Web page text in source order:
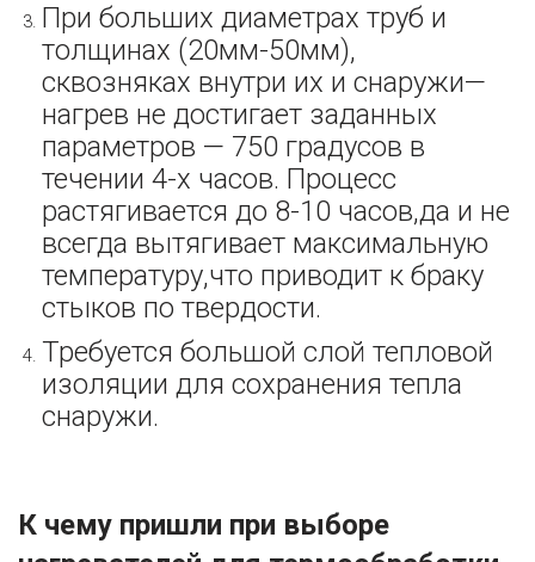
При больших диаметрах труб и
толщинах (20мм-50мм),
сквозняках внутри их и снаружи—
нагрев не достигает заданных
параметров — 750 градусов в
течении 4-х часов. Процесс
растягивается до 8-10 часов,да и не
всегда вытягивает максимальную
температуру,что приводит к браку
стыков по твердости.
Требуется большой слой тепловой
изоляции для сохранения тепла
снаружи.
К чему пришли при выборе